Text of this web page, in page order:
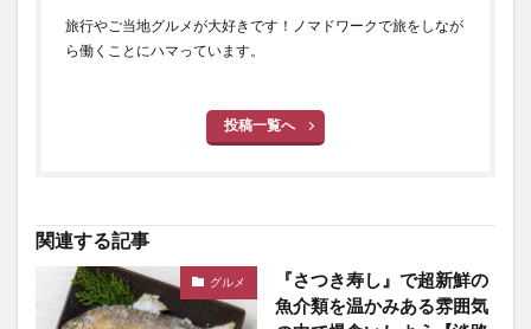
旅行やご当地グルメが大好きです！ノマドワークで旅をしなが
ら働くことにハマっています。
投稿一覧へ
関連する記事
グルメ
『さつき寿し』で超新鮮の
魚介類を温かみある雰囲気